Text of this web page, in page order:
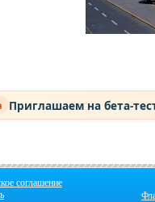
Приглашаем на бета-
соглашение